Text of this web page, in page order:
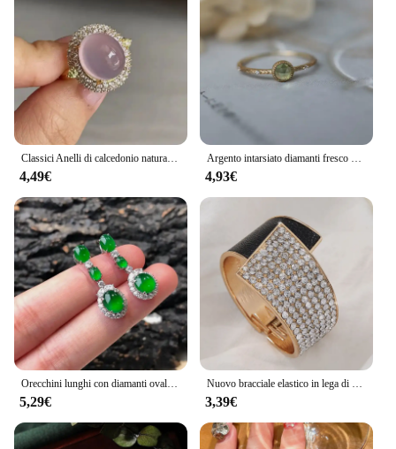
Classici Anelli di calcedonio naturale per donna Squisito intarsio di diamanti ellisse Matrimonio Elegante anello viola rosa viola Gioielli
4,49€
Argento intarsiato diamanti fresco verde peridoto cristallo rotondo signore anello apertura regolabile delicato originale gioielli personalizzati
4,93€
Orecchini lunghi con diamanti ovali in giadeite di diaspro naturale Hetian gioielli in argento stile cinese di lusso retrò con ciondolo retrò
5,29€
Nuovo bracciale elastico in lega di pelle intarsiata con diamanti per donna, bracciale con diamanti alla moda e di fascia alta
3,39€